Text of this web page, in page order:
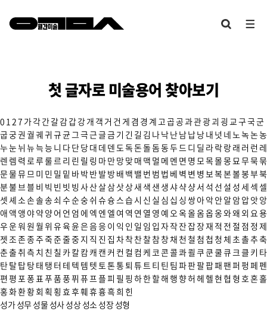
첫 글자로 미술용어 찾아보기
0 1 27 가각간갈감갑강개 객 거 건 게 겸 경 계 고 곱공과관광괴 굉 교 구국군
굽궁권 궐 궤귀 규균그극근글금기 긴 길 김 나낙난남납낭내 넛 네 노 녹논농
누눈뉘 뉴늑능 니 다단당대 데 덴 도 독돈돌돔동두 드 디 딜 라락랑래 러 런 레
렌 렘 력 로 루룰 르 리 린 릴 링 마만망맞매 맥 멀 메 멘 면 명 모 목몰몽 묘 무묵묶
문물뮤 므 미 민 밀 밑 바박반발방배 백 밸 번 범 법 베 벽 변 병 보 복본볼봉부북
분불 브 블 비 빅 빈 빗 빙 사산살삼삿상새 색 샌 생샤샥샹서 석 선 설 성 세 섹 셀
셋셰 소손솔송쇠 수순숭쉬 슈슝 스습 시 신 실 심 십 싱 쌍아악안알암압앗앙
애 액 앵 야약양어 언 엄 에 엑 엔 엘 여 역 연 열 영 예 오 옥올옴옵옹와왜 외 요 용
우운워 원 월 위 유육윤은음응 이 익 인 일 임 입 자작잔잡장재 적 전 절 점 정 제
젯 조존종주죽준줄중 지 직 진 집 차착찬찰참창채 천 철 첨 첩 청 체 초촐추축
춘출취 측 치 친 칠 카칼캄캐 캔 커 컨 컬 컴 케 코 콘콜콰쾰 쿠쿤쿨큐 크 클 키 타
탄탈탑탕태 탱 터 테 텍 템 텟 토 톤통퇴 튜 트 티 틴 팀 파판팔팝패팬퍼 펑 페펜
편 평 포 퐁 표 푸품풍퓌 퓨 프 플피 필 핑 하한할해행향허 헤헬현 협 형 호혼홀
홍화환황회 획 횡 효후훼휴흉흑희 힌
성가 성무 성물 성사성상 성소 성장 성형